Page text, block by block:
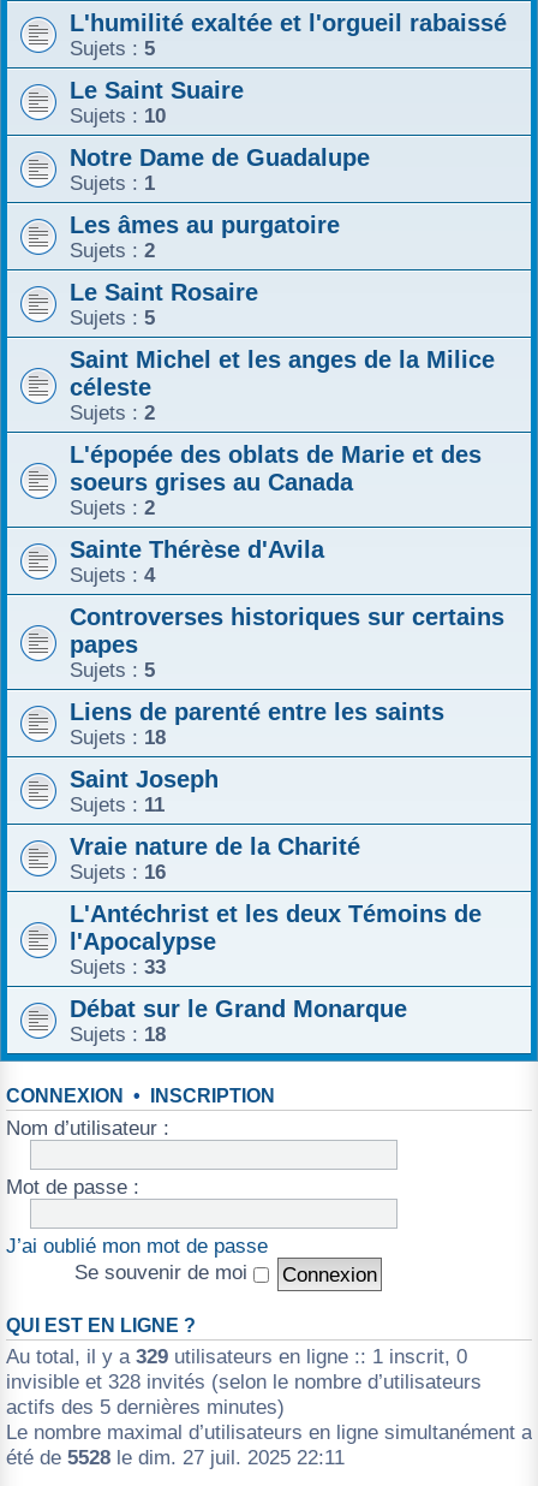
L'humilité exaltée et l'orgueil rabaissé
Sujets : 5
Le Saint Suaire
Sujets : 10
Notre Dame de Guadalupe
Sujets : 1
Les âmes au purgatoire
Sujets : 2
Le Saint Rosaire
Sujets : 5
Saint Michel et les anges de la Milice
céleste
Sujets : 2
L'épopée des oblats de Marie et des
soeurs grises au Canada
Sujets : 2
Sainte Thérèse d'Avila
Sujets : 4
Controverses historiques sur certains
papes
Sujets : 5
Liens de parenté entre les saints
Sujets : 18
Saint Joseph
Sujets : 11
Vraie nature de la Charité
Sujets : 16
L'Antéchrist et les deux Témoins de
l'Apocalypse
Sujets : 33
Débat sur le Grand Monarque
Sujets : 18
CONNEXION • INSCRIPTION
Nom d’utilisateur :
Mot de passe :
J’ai oublié mon mot de passe
Se souvenir de moi
QUI EST EN LIGNE ?
Au total, il y a 329 utilisateurs en ligne :: 1 inscrit, 0
invisible et 328 invités (selon le nombre d’utilisateurs
actifs des 5 dernières minutes)
Le nombre maximal d’utilisateurs en ligne simultanément a
été de 5528 le dim. 27 juil. 2025 22:11